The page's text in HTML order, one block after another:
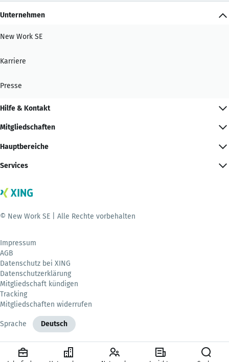
Unternehmen
New Work SE
Karriere
Presse
Hilfe & Kontakt
Mitgliedschaften
Hauptbereiche
Services
© New Work SE | Alle Rechte vorbehalten
Impressum
AGB
Datenschutz bei XING
Datenschutzerklärung
Mitgliedschaft kündigen
Tracking
Mitgliedschaften widerrufen
Sprache Deutsch